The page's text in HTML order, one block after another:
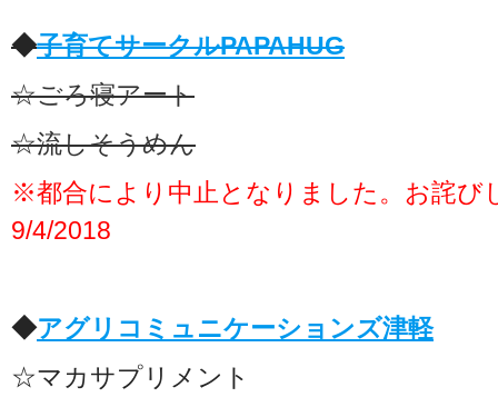
◆子育てサークルPAPAHUG
☆ごろ寝アート
☆流しそうめん
※都合により中止となりました。お詫び
9/4/2018
◆アグリコミュニケーションズ津軽
☆マカサプリメント